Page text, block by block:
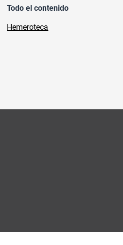
Todo el contenido
Hemeroteca